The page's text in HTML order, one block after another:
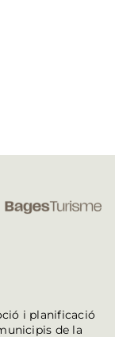
i planificació
de la